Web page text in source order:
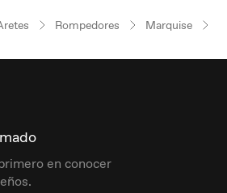
Rompedores Marquise
en conocer